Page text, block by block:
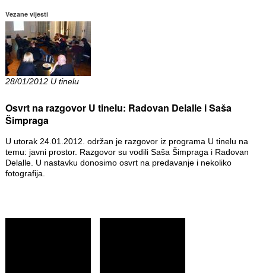
Vezane vijesti
28/01/2012 U tinelu
Osvrt na razgovor U tinelu: Radovan Delalle i Saša
Šimpraga
U utorak 24.01.2012. održan je razgovor iz programa U tinelu na
temu: javni prostor. Razgovor su vodili Saša Šimpraga i Radovan
Delalle. U nastavku donosimo osvrt na predavanje i nekoliko
fotografija.